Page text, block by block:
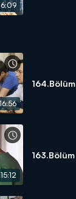
164.Bölüm
163.Bölüm